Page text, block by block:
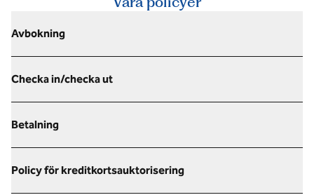
Avbokning
Checka in/checka ut
Betalning
Policy för kreditkortsauktorisering